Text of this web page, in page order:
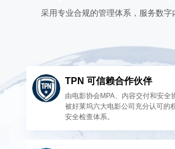
采用专业合规的管理体系，服务数字
TPN 可信赖合作伙伴
由电影协会MPA、内容交付和安全
被好莱坞六大电影公司充分认可的
安全检查体系。